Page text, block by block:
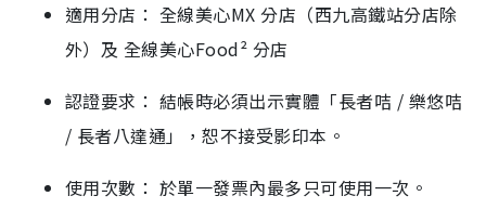
適用分店： 全線美心MX 分店（西九高鐵站分店除
外）及 全線美心Food² 分店
認證要求： 結帳時必須出示實體「長者咭 / 樂悠咭
/ 長者八達通」，恕不接受影印本。
使用次數： 於單一發票內最多只可使用一次。